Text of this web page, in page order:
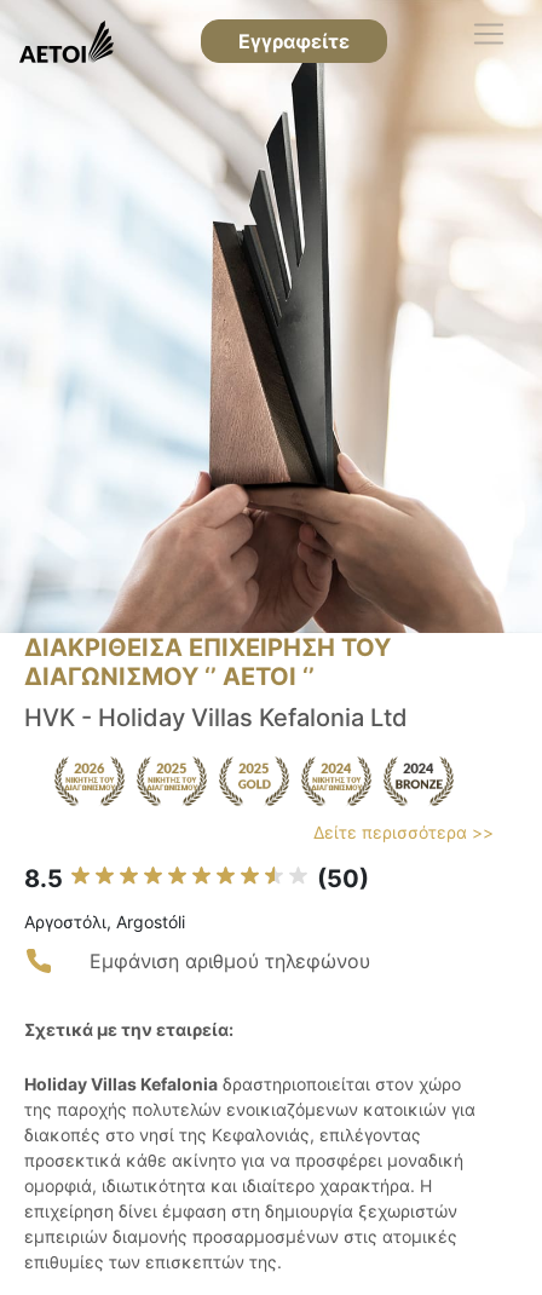
Εγγραφείτε
ΔΙΑΚΡΙΘΕΙΣΑ ΕΠΙΧΕΙΡΗΣΗ ΤΟΥ
ΔΙΑΓΩΝΙΣΜΟΥ ‘’ ΑΕΤΟΙ ‘’
HVK - Holiday Villas Kefalonia Ltd
Δείτε περισσότερα >>
8.5 (50)
Αργοστόλι, Argostóli
Εμφάνιση αριθμού τηλεφώνου
Σχετικά με την εταιρεία:
Holiday Villas Kefalonia δραστηριοποιείται στον χώρο
της παροχής πολυτελών ενοικιαζόμενων κατοικιών για
διακοπές στο νησί της Κεφαλονιάς, επιλέγοντας
προσεκτικά κάθε ακίνητο για να προσφέρει μοναδική
ομορφιά, ιδιωτικότητα και ιδιαίτερο χαρακτήρα. Η
επιχείρηση δίνει έμφαση στη δημιουργία ξεχωριστών
εμπειριών διαμονής προσαρμοσμένων στις ατομικές
επιθυμίες των επισκεπτών της.